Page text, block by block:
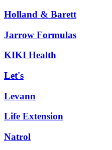
Holland & Barett
Jarrow Formulas
KIKI Health
Let's
Levann
Life Extension
Natrol